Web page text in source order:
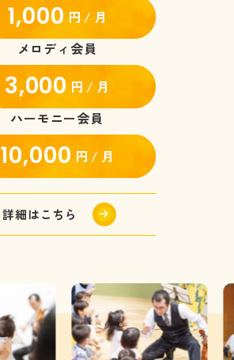
1,000 円 / 月
メロディ会員
3,000 円 / 月
ハーモニー会員
10,000 円 / 月
詳細はこちら